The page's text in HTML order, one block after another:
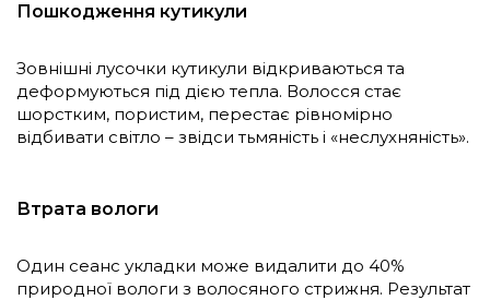
Пошкодження кутикули
Зовнішні лусочки кутикули відкриваються та
деформуються під дією тепла. Волосся стає
шорстким, пористим, перестає рівномірно
відбивати світло – звідси тьмяність і «неслухняність».
Втрата вологи
Один сеанс укладки може видалити до 40%
природної вологи з волосяного стрижня. Результат